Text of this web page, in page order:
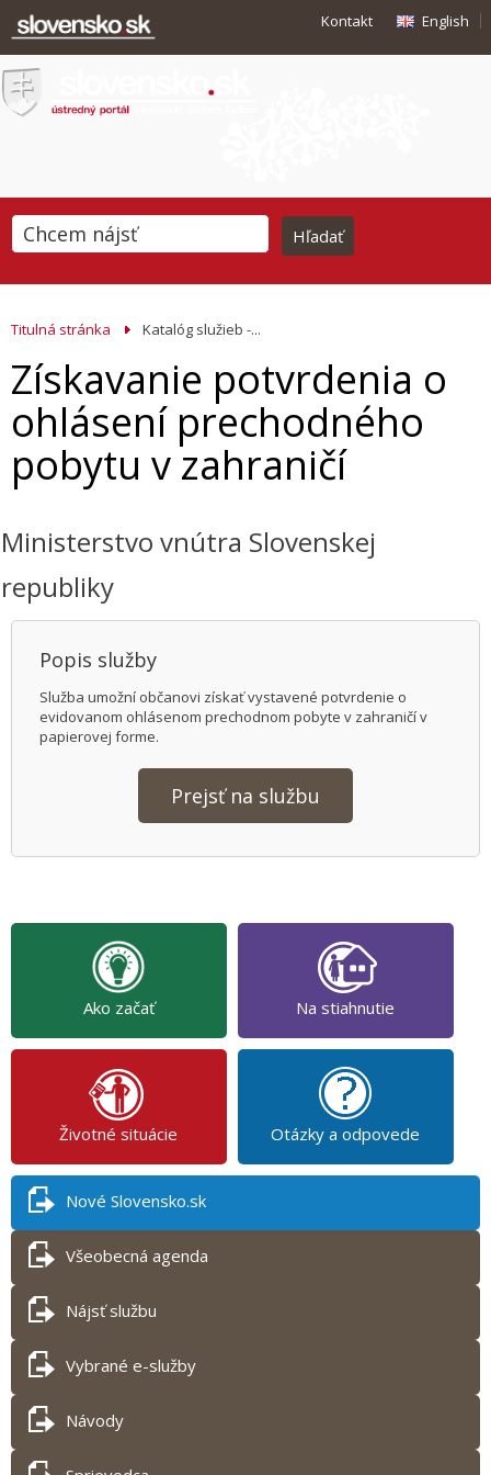
Kontakt English
Titulná stránka Katalóg služieb -...
Získavanie potvrdenia o
ohlásení prechodného
pobytu v zahraničí
Ministerstvo vnútra Slovenskej
republiky
Popis služby
Služba umožní občanovi získať vystavené potvrdenie o
evidovanom ohlásenom prechodnom pobyte v zahraničí v
papierovej forme.
Prejsť na službu
Ako začať Na stiahnutie
Životné situácie Otázky a odpovede
Nové Slovensko.sk
Všeobecná agenda
Nájsť službu
Vybrané e-služby
Návody